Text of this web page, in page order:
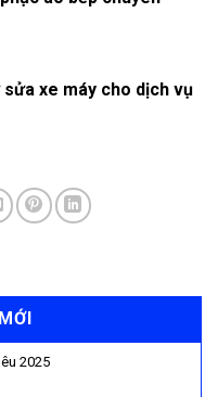
xe máy cho dịch vụ
2025